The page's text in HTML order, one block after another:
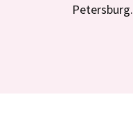
Petersburg.